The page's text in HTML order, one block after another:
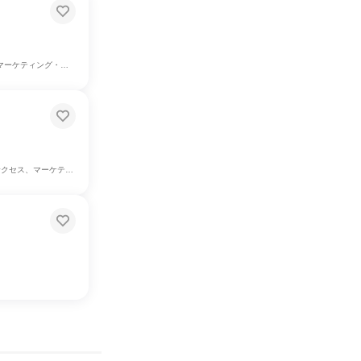
広告・宣伝系職種
報・広告・宣伝系職種